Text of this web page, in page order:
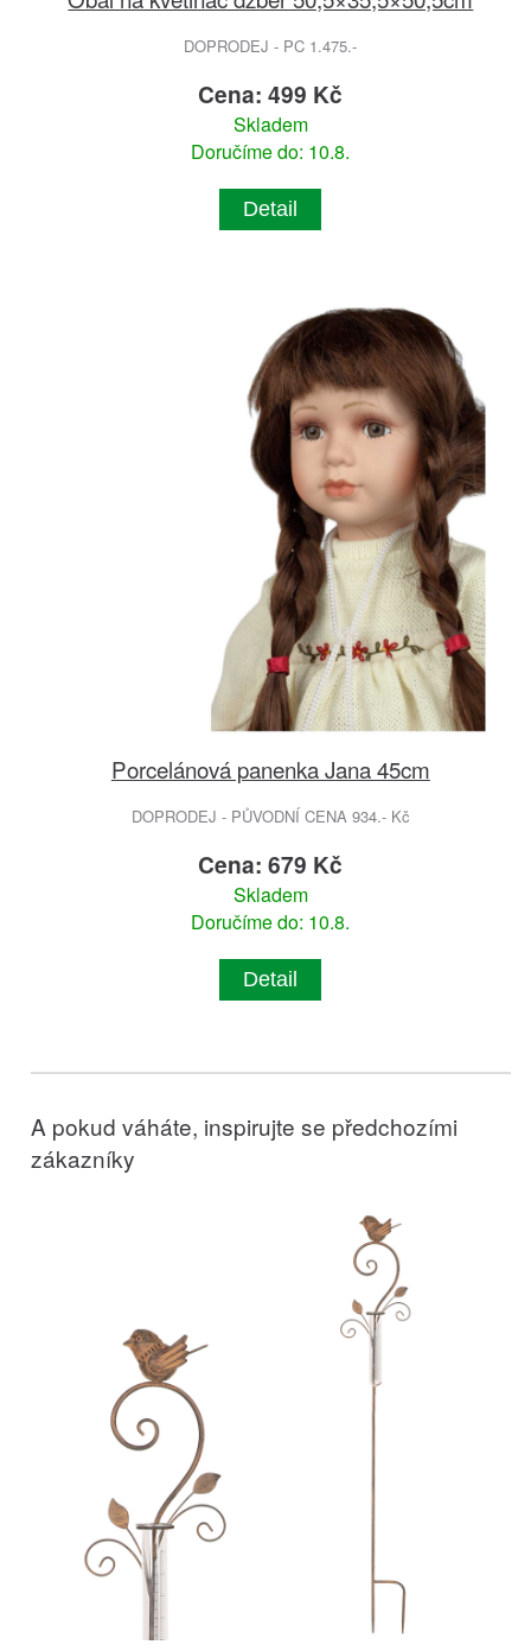
DOPRODEJ - PC 1.475.-
Cena: 499 Kč
Skladem
Doručíme do: 10.8.
Detail
Porcelánová panenka Jana 45cm
DOPRODEJ - PŮVODNÍ CENA 934.- Kč
Cena: 679 Kč
Skladem
Doručíme do: 10.8.
Detail
A pokud váháte, inspirujte se předchozími
zákazníky